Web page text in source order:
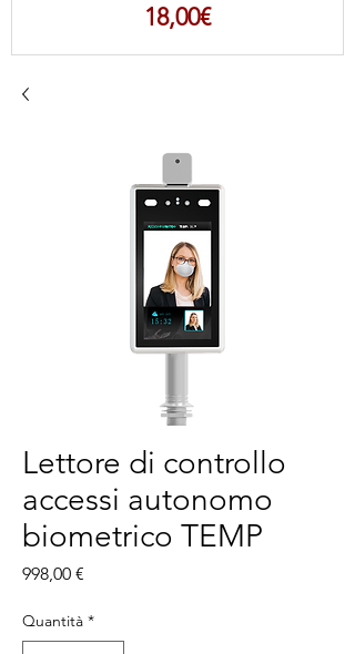
18,00€Prezzo
Lettore di controllo
accessi autonomo
biometrico TEMP
998,00 €
Quantità *